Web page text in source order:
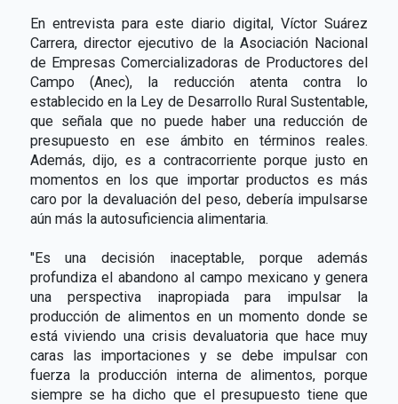
En entrevista para este diario digital, Víctor Suárez
Carrera, director ejecutivo de la Asociación Nacional
de Empresas Comercializadoras de Productores del
Campo (Anec), la reducción atenta contra lo
establecido en la Ley de Desarrollo Rural Sustentable,
que señala que no puede haber una reducción de
presupuesto en ese ámbito en términos reales.
Además, dijo, es a contracorriente porque justo en
momentos en los que importar productos es más
caro por la devaluación del peso, debería impulsarse
aún más la autosuficiencia alimentaria.
"Es una decisión inaceptable, porque además
profundiza el abandono al campo mexicano y genera
una perspectiva inapropiada para impulsar la
producción de alimentos en un momento donde se
está viviendo una crisis devaluatoria que hace muy
caras las importaciones y se debe impulsar con
fuerza la producción interna de alimentos, porque
siempre se ha dicho que el presupuesto tiene que